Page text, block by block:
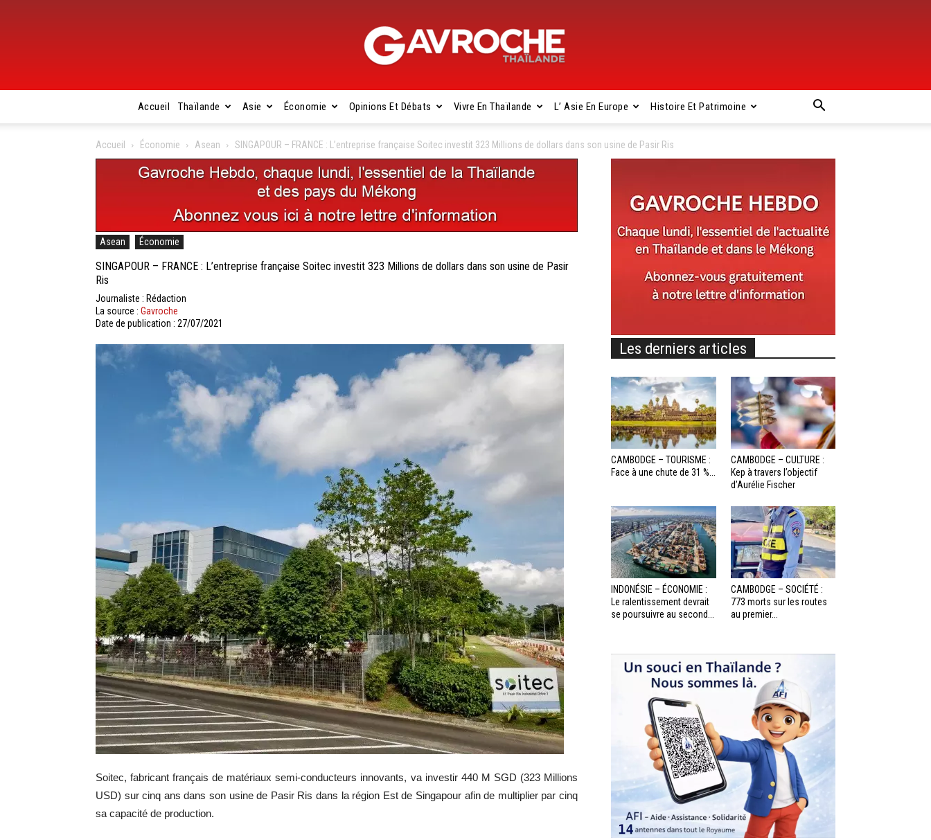
Gavroche
Accueil Thaïlande Asie Économie Opinions Et Débats Vivre En Thaïlande L’ Asie En Europe Histoire Et Patrimoine
Accueil Économie Asean SINGAPOUR – FRANCE : L’entreprise française Soitec investit 323 Millions de dollars dans son usine de Pasir Ris
Asean Économie
SINGAPOUR – FRANCE : L’entreprise française Soitec investit 323 Millions de dollars dans son usine de Pasir
Ris
Journaliste : Rédaction
La source : Gavroche
Date de publication : 27/07/2021
Soitec, fabricant français de matériaux semi-conducteurs innovants, va investir 440 M SGD (323 Millions
USD) sur cinq ans dans son usine de Pasir Ris dans la région Est de Singapour afin de multiplier par cinq
sa capacité de production.
Les derniers articles
CAMBODGE – TOURISME :
Face à une chute de 31 %...
CAMBODGE – CULTURE :
Kep à travers l’objectif
d’Aurélie Fischer
INDONÉSIE – ÉCONOMIE :
Le ralentissement devrait
se poursuivre au second...
CAMBODGE – SOCIÉTÉ :
773 morts sur les routes
au premier...